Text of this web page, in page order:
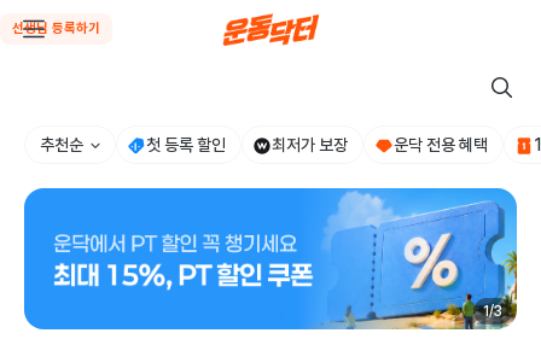
선생님 등록하기
추천순 첫 등록 할인 최저가 보장 운닥 전용 혜택
1/3